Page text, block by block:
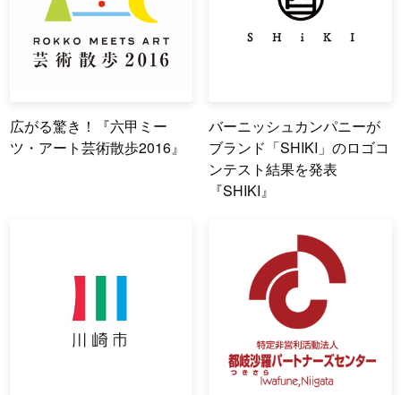
広がる驚き！『六甲ミー
ツ・アート芸術散歩2016』
バーニッシュカンパニーが
ブランド「SHIKI」のロゴコ
ンテスト結果を発表
『SHIKI』